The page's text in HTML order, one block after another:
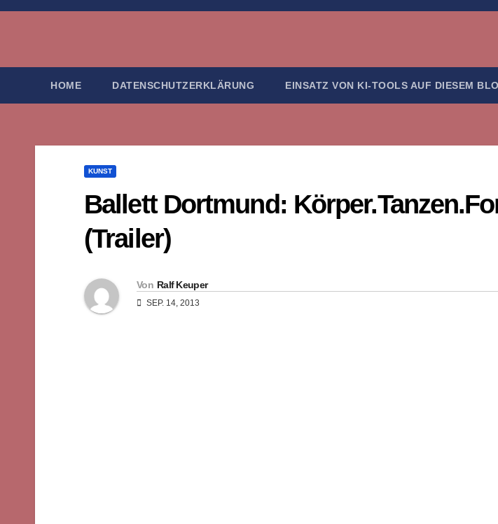
Zum
HOME DATENSCHUTZERKLÄRUNG EINSATZ VON KI-TOOLS AUF DIESEM
KUNST
Ballett Dortmund:
(Trailer)
Von Ralf Keuper
SEP. 14, 2013